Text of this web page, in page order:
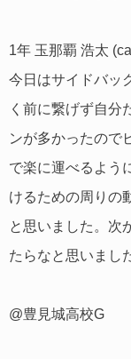
1年 玉那覇 浩太
今日はサイドバッ
く前に繋げず自分
ンが多かったので
で楽に運べるよう
けるための周りの
と思いました。次
たらなと思いまし
@豊見城高校G